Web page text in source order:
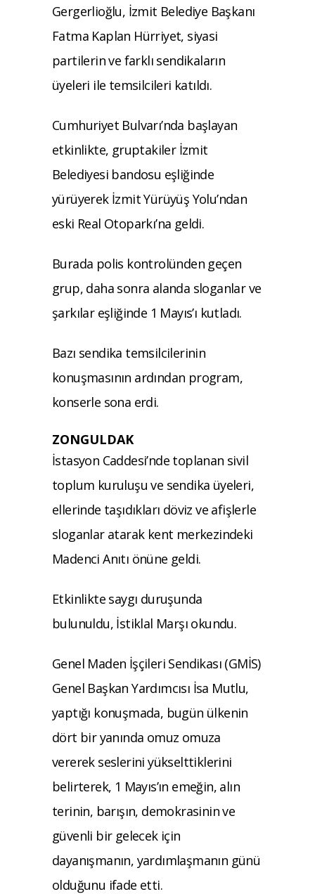
Gergerlioğlu, İzmit Belediye Başkanı
Fatma Kaplan Hürriyet, siyasi
partilerin ve farklı sendikaların
üyeleri ile temsilcileri katıldı.
Cumhuriyet Bulvarı’nda başlayan
etkinlikte, gruptakiler İzmit
Belediyesi bandosu eşliğinde
yürüyerek İzmit Yürüyüş Yolu’ndan
eski Real Otoparkı’na geldi.
Burada polis kontrolünden geçen
grup, daha sonra alanda sloganlar ve
şarkılar eşliğinde 1 Mayıs’ı kutladı.
Bazı sendika temsilcilerinin
konuşmasının ardından program,
konserle sona erdi.
ZONGULDAK
İstasyon Caddesi’nde toplanan sivil
toplum kuruluşu ve sendika üyeleri,
ellerinde taşıdıkları döviz ve afişlerle
sloganlar atarak kent merkezindeki
Madenci Anıtı önüne geldi.
Etkinlikte saygı duruşunda
bulunuldu, İstiklal Marşı okundu.
Genel Maden İşçileri Sendikası (GMİS)
Genel Başkan Yardımcısı İsa Mutlu,
yaptığı konuşmada, bugün ülkenin
dört bir yanında omuz omuza
vererek seslerini yükselttiklerini
belirterek, 1 Mayıs’ın emeğin, alın
terinin, barışın, demokrasinin ve
güvenli bir gelecek için
dayanışmanın, yardımlaşmanın günü
olduğunu ifade etti.